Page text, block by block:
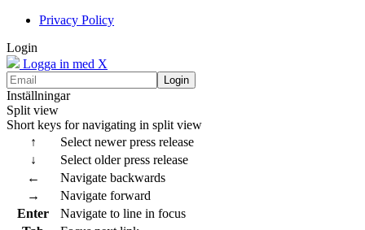
Privacy Policy
Login
Logga in med X
Login
Inställningar
Split view
Short keys for navigating in split view
↑
Select newer press release
↓
Select older press release
←
Navigate backwards
→
Navigate forward
Enter
Navigate to line in focus